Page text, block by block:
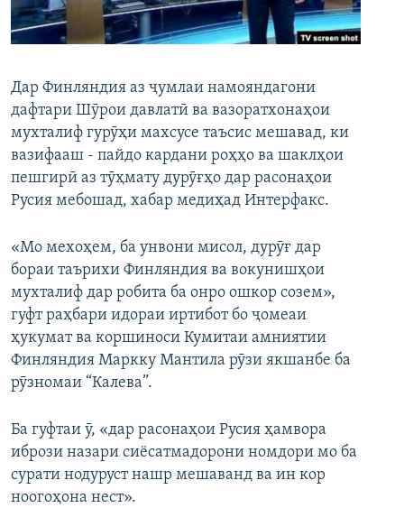
ГУЗОРИШҲОИ РАДИОӢ
Русский
ПАЙГИРӢ КУНЕД
Ҳамаи сомонаҳои RFE/RL
Дар Финляндия аз ҷумлаи намояндагони
дафтари Шӯрои давлатӣ ва вазоратхонаҳои
мухталиф гурӯҳи махсусе таъсис мешавад, ки
вазифааш - пайдо кардани роҳҳо ва шаклҳои
пешгирӣ аз тӯҳмату дурӯғҳо дар расонаҳои
Русия мебошад, хабар медиҳад Интерфакс.
«Мо мехоҳем, ба унвони мисол, дурӯғ дар
бораи таърихи Финляндия ва вокунишҳои
мухталиф дар робита ба онро ошкор созем»,
гуфт раҳбари идораи иртибот бо ҷомеаи
ҳукумат ва коршиноси Кумитаи амниятии
Финляндия Маркку Мантила рӯзи якшанбе ба
рӯзномаи “Калева”.
Ба гуфтаи ӯ, «дар расонаҳои Русия ҳамвора
ибрози назари сиёсатмадорони номдори мо ба
сурати нодуруст нашр мешаванд ва ин кор
ноогоҳона нест».